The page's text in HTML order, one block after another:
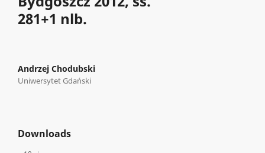
281+1 nlb.
Andrzej Chodubski
Uniwersytet Gdański
Downloads